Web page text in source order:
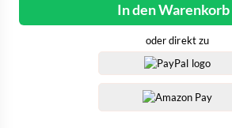
In den Warenkorb
oder direkt zu